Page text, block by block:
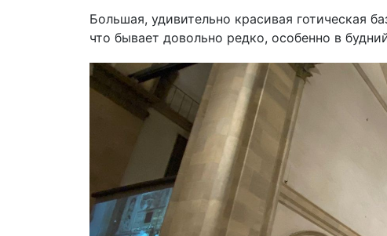
Большая, удивительно красивая готическая
что бывает довольно редко, особенно в